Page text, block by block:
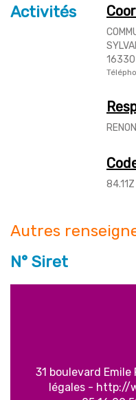
Activités
16330
84.11Z
Autres
N° Siret
31 boulevard Emile
légales- http://